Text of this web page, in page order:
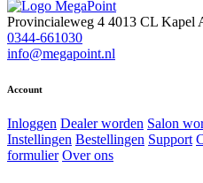
Provincialeweg 4 4013 CL Kapel
0344-661030
info@megapoint.nl
Account
Inloggen Dealer worden Salon
Instellingen Bestellingen Support
formulier Over ons